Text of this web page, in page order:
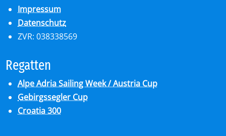
Impressum
Datenschutz
ZVR: 038338569
Re­gat­ten
Alpe Adria Sailing Week / Austria Cup
Gebirgssegler Cup
Croatia 300